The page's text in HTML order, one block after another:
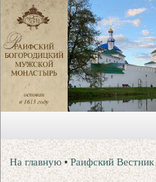
На главную •Раифский Вестник